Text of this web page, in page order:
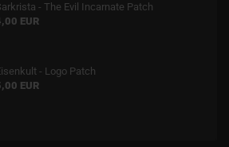
- The Evil Incarnate Patch
EUR
- Logo Patch
EUR